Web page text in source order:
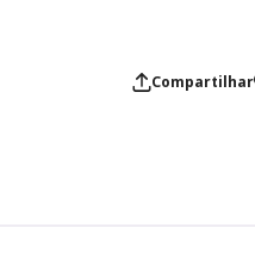
Compartilhar